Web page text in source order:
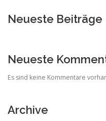
Neueste Beiträge
Neueste
Es sind keine Kommentare
Archive